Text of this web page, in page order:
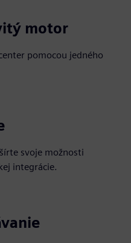
motor
pomocou jedného
svoje možnosti
integrácie.